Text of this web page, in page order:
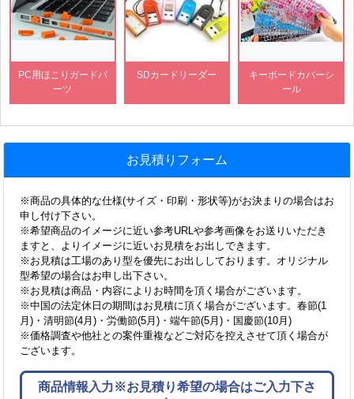
PC用ほこりガードパ
ーツ
SDカードリーダー
キーボードカバーシ
ール
お見積りフォーム
※商品の具体的な仕様(サイズ・印刷・形状等)がお決まりの場合はお
申し付け下さい。
※希望商品のイメージに近い参考URLや参考画像をお送りいただき
ますと、よりイメージに近いお見積をお出しできます。
※お見積は工場のあり型を優先にお出ししております。オリジナル
型希望の場合はお申し出下さい。
※お見積は商品・内容によりお時間を頂く場合がございます。
※中国の法定休日の期間はお見積に頂く場合がございます。春節(1
月)・清明節(4月)・労働節(5月)・端午節(5月)・国慶節(10月)
※価格調査や他社との案件重複などご対応を控えさせて頂く場合が
ございます。
商品情報入力※お見積り希望の場合はご入力下さ